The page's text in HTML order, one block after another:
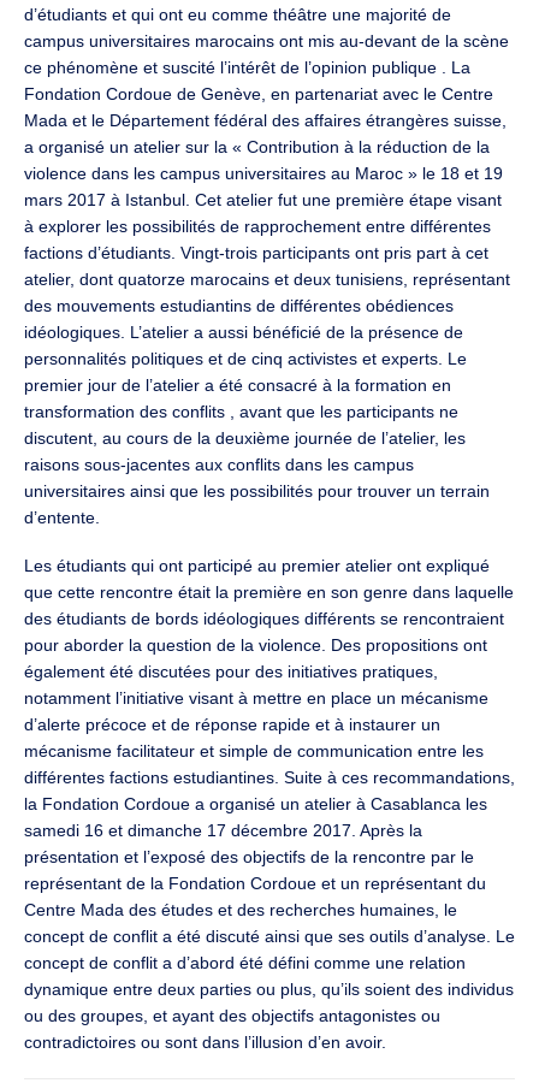
d’étudiants et qui ont eu comme théâtre une majorité de
campus universitaires marocains ont mis au-devant de la scène
ce phénomène et suscité l’intérêt de l’opinion publique . La
Fondation Cordoue de Genève, en partenariat avec le Centre
Mada et le Département fédéral des affaires étrangères suisse,
a organisé un atelier sur la « Contribution à la réduction de la
violence dans les campus universitaires au Maroc » le 18 et 19
mars 2017 à Istanbul. Cet atelier fut une première étape visant
à explorer les possibilités de rapprochement entre différentes
factions d’étudiants. Vingt-trois participants ont pris part à cet
atelier, dont quatorze marocains et deux tunisiens, représentant
des mouvements estudiantins de différentes obédiences
idéologiques. L’atelier a aussi bénéficié de la présence de
personnalités politiques et de cinq activistes et experts. Le
premier jour de l’atelier a été consacré à la formation en
transformation des conflits , avant que les participants ne
discutent, au cours de la deuxième journée de l’atelier, les
raisons sous-jacentes aux conflits dans les campus
universitaires ainsi que les possibilités pour trouver un terrain
d’entente.
Les étudiants qui ont participé au premier atelier ont expliqué
que cette rencontre était la première en son genre dans laquelle
des étudiants de bords idéologiques différents se rencontraient
pour aborder la question de la violence. Des propositions ont
également été discutées pour des initiatives pratiques,
notamment l’initiative visant à mettre en place un mécanisme
d’alerte précoce et de réponse rapide et à instaurer un
mécanisme facilitateur et simple de communication entre les
différentes factions estudiantines. Suite à ces recommandations,
la Fondation Cordoue a organisé un atelier à Casablanca les
samedi 16 et dimanche 17 décembre 2017. Après la
présentation et l’exposé des objectifs de la rencontre par le
représentant de la Fondation Cordoue et un représentant du
Centre Mada des études et des recherches humaines, le
concept de conflit a été discuté ainsi que ses outils d’analyse. Le
concept de conflit a d’abord été défini comme une relation
dynamique entre deux parties ou plus, qu’ils soient des individus
ou des groupes, et ayant des objectifs antagonistes ou
contradictoires ou sont dans l’illusion d’en avoir.